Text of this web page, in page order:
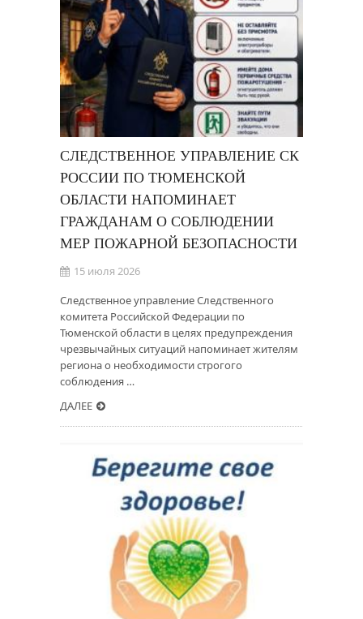
СЛЕДСТВЕННОЕ УПРАВЛЕНИЕ СК
РОССИИ ПО ТЮМЕНСКОЙ
ОБЛАСТИ НАПОМИНАЕТ
ГРАЖДАНАМ О СОБЛЮДЕНИИ
МЕР ПОЖАРНОЙ БЕЗОПАСНОСТИ
15 июля 2026
Следственное управление Следственного
комитета Российской Федерации по
Тюменской области в целях предупреждения
чрезвычайных ситуаций напоминает жителям
региона о необходимости строгого
соблюдения …
ДАЛЕЕ